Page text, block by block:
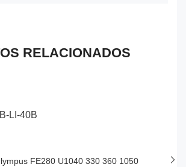
RELACIONADOS
FE280 U1040 330 360 1050